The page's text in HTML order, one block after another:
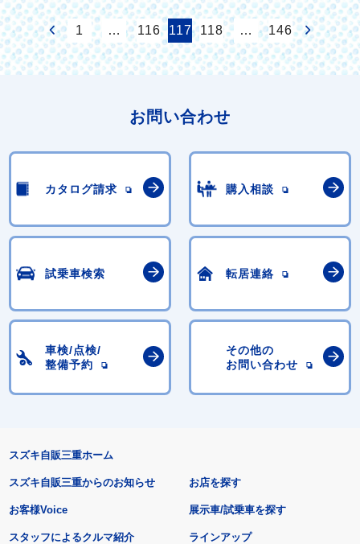
1 … 116 117 118 … 146
お問い合わせ
カタログ請求 購入相談
試乗車検索 転居連絡
車検/点検/
整備予約
その他の
お問い合わせ
スズキ自販三重ホーム
スズキ自販三重からのお知らせ
お客様Voice
スタッフによるクルマ紹介
お店を探す
展示車/試乗車を探す
ラインアップ